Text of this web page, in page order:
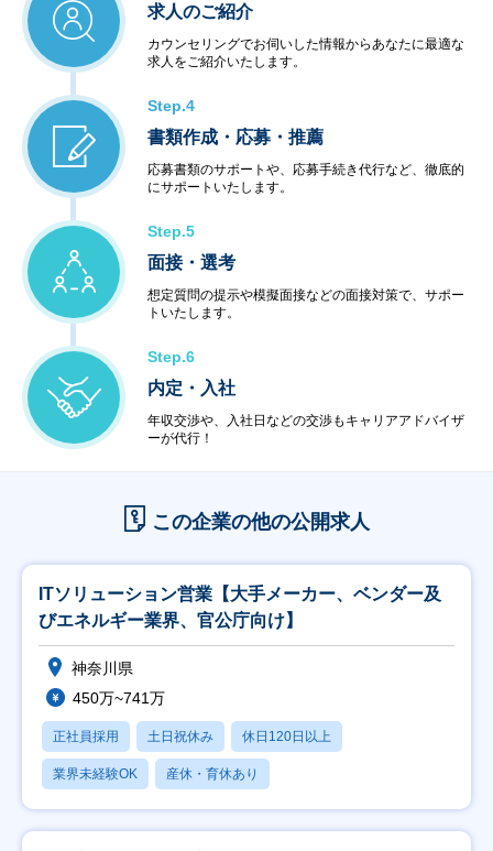
・ネットワーク管理
・ファシリティ管理
・ヘルプデスク
・データセンター
・ハウジング・ホスティング
・セキュリティ
＜教育サービス＞
・システム運用サービス
＜コンビニエンスサービス＞
・ハードウェア販売
・ソフトウェア販売
求人のご紹介
カウンセリングでお伺いした情報からあなたに最適な
求人をご紹介いたします。
Step.4
書類作成・応募・推薦
応募書類のサポートや、応募手続き代行など、徹底的
にサポートいたします。
Step.5
面接・選考
想定質問の提示や模擬面接などの面接対策で、サポー
トいたします。
Step.6
内定・入社
年収交渉や、入社日などの交渉もキャリアアドバイザ
ーが代行！
この企業の他の公開求人
ITソリューション営業【大手メーカー、ベンダー及
びエネルギー業界、官公庁向け】
神奈川県
450万~741万
正社員採用 土日祝休み 休日120日以上
業界未経験OK 産休・育休あり